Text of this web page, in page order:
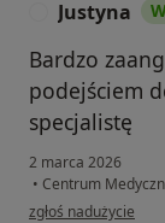
Justyna
Bardzo
podejściem
specjalistę
2 marca 2026
• Centrum
w opinii użytkownika
zgłoś nadużycie